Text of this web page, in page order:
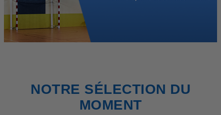
NOTRE SÉLECTION DU
MOMENT